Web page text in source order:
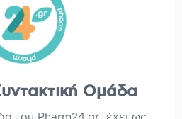
Ομάδα